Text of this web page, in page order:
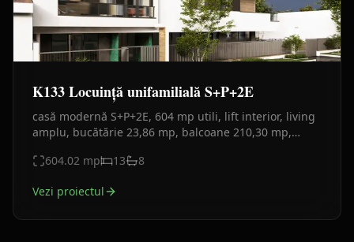
K133 Locuință unifamilială S+P+2E
casă modernă S+P+2E, 604 mp utili, lift interior, living
amplu, bucătărie 23,86 mp, balcoane 210,30 mp,
604.02 mp 13 8
Vezi proiectul